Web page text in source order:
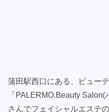
蒲田駅西口にある、ビュー
「PALERMO.Beauty Salon(
さんでフェイシャルエステ